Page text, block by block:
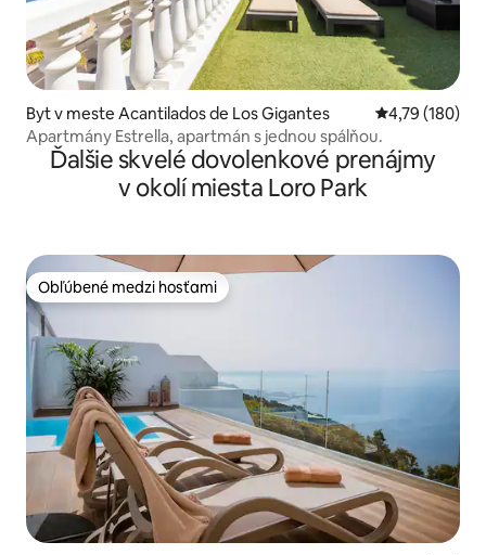
Byt v meste Acantilados de Los Gigantes Priemerné
4,79 (180)
Apartmány Estrella, apartmán s jednou spálňou.
Ďalšie skvelé dovolenkové prenájmy
v okolí miesta Loro Park
Obľúbené medzi hosťami
Obľúbené medzi hosťami